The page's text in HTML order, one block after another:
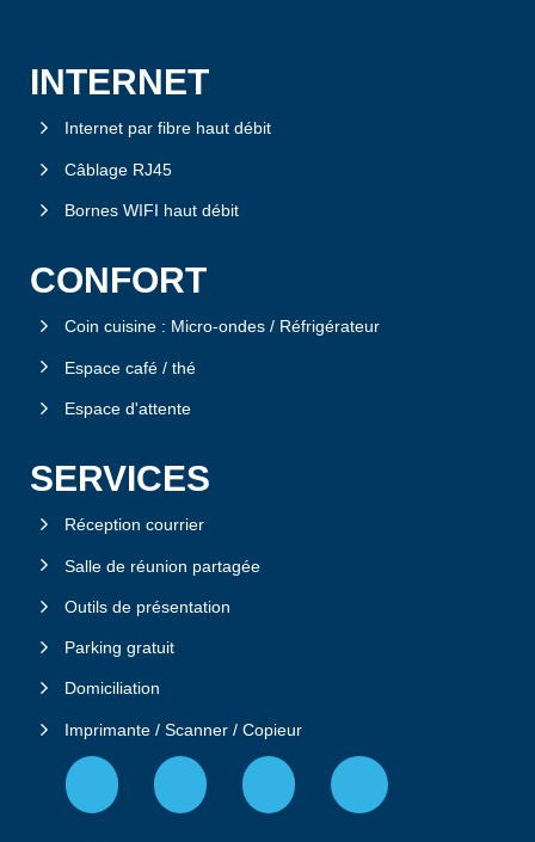
INTERNET
Internet par fibre haut débit
Câblage RJ45
Bornes WIFI haut débit
CONFORT
Coin cuisine : Micro-ondes / Réfrigérateur
Espace café / thé
Espace d'attente
SERVICES
Réception courrier
Salle de réunion partagée
Outils de présentation
Parking gratuit
Domiciliation
Imprimante / Scanner / Copieur